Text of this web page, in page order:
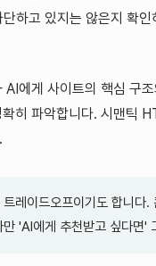
하고 있지는 않은지 확인
에게 사이트의 핵심 구
히 파악합니다. 시맨틱
트레이드오프이기도 합니다
'AI에게 추천받고 싶다면'